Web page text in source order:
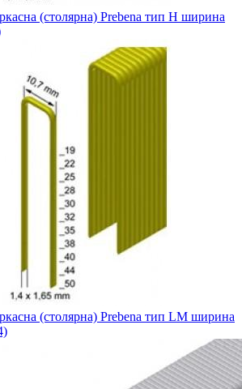
(столярна) Prebena тип H ширина
(столярна) Prebena тип LM ширина